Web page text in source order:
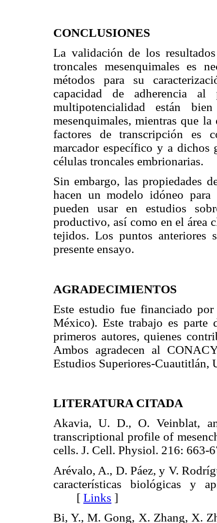
CONCLUSIONES
La validación de los
troncales mesenquimales es
métodos para su
capacidad de adherencia
multipotencialidad están
mesenquimales, mientras que
factores de transcripción es
marcador específico y a dichos
células troncales embrionarias.
Sin embargo, las propiedades
hacen un modelo idóneo
pueden usar en estudios
productivo, así como en el área
tejidos. Los puntos anteriores
presente ensayo.
AGRADECIMIENTOS
Este estudio fue financiado
México). Este trabajo es
primeros autores, quienes
Ambos agradecen al
Estudios Superiores-
LITERATURA CITADA
Akavia, U. D., O. Veinblat,
transcriptional profile of
cells. J. Cell. Physiol. 216:
Arévalo, A., D. Páez, y V.
características biológicas y
[ Links ]
Bi, Y., M. Gong, X. Zhang, X.